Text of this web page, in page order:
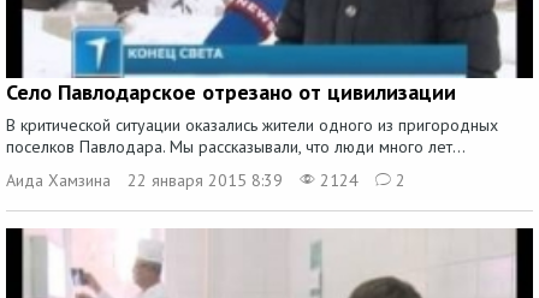
Село Павлодарское отрезано от цивилизации
В критической ситуации оказались жители одного из пригородных
поселков Павлодара. Мы рассказывали, что люди много лет...
Аида Хамзина
22 января 2015 8:39 2124 2